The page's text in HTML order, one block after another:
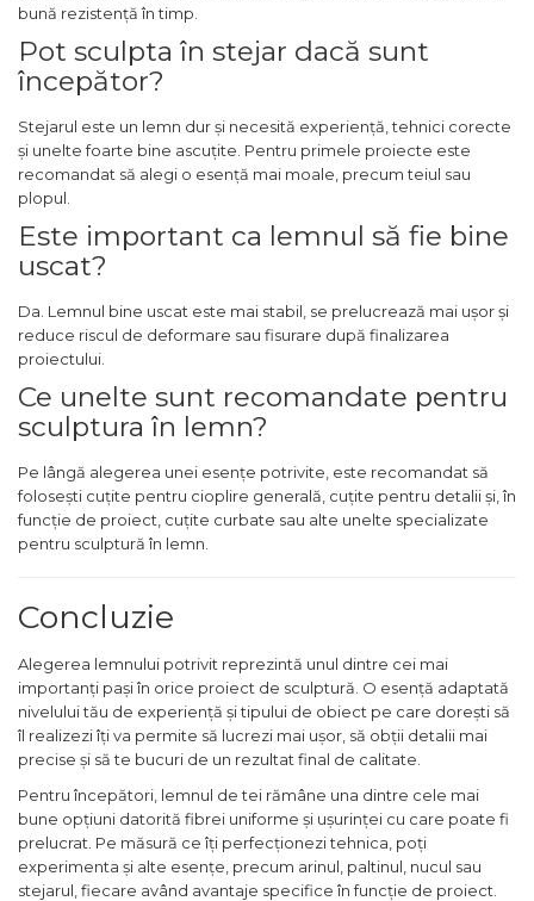
bună rezistență în timp.
Pot sculpta în stejar dacă sunt
începător?
Stejarul este un lemn dur și necesită experiență, tehnici corecte
și unelte foarte bine ascuțite. Pentru primele proiecte este
recomandat să alegi o esență mai moale, precum teiul sau
plopul.
Este important ca lemnul să fie bine
uscat?
Da. Lemnul bine uscat este mai stabil, se prelucrează mai ușor și
reduce riscul de deformare sau fisurare după finalizarea
proiectului.
Ce unelte sunt recomandate pentru
sculptura în lemn?
Pe lângă alegerea unei esențe potrivite, este recomandat să
folosești cuțite pentru cioplire generală, cuțite pentru detalii și, în
funcție de proiect, cuțite curbate sau alte unelte specializate
pentru sculptură în lemn.
Concluzie
Alegerea lemnului potrivit reprezintă unul dintre cei mai
importanți pași în orice proiect de sculptură. O esență adaptată
nivelului tău de experiență și tipului de obiect pe care dorești să
îl realizezi îți va permite să lucrezi mai ușor, să obții detalii mai
precise și să te bucuri de un rezultat final de calitate.
Pentru începători, lemnul de tei rămâne una dintre cele mai
bune opțiuni datorită fibrei uniforme și ușurinței cu care poate fi
prelucrat. Pe măsură ce îți perfecționezi tehnica, poți
experimenta și alte esențe, precum arinul, paltinul, nucul sau
stejarul, fiecare având avantaje specifice în funcție de proiect.